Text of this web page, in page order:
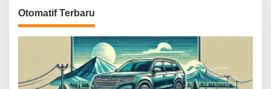
Otomatif Terbaru